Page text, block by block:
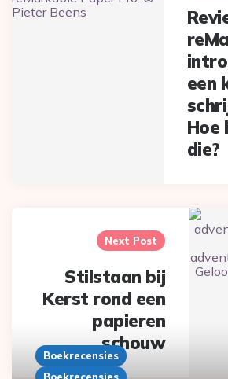
een
Hoe
die?
Next Post
Stilstaan bij
Kerst rond een
papieren
schouw
Boekrecensies